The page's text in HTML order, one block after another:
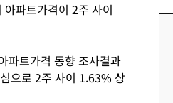
파트가격이 2주 사이
파트가격 동향 조사결과
으로 2주 사이 1.63% 상